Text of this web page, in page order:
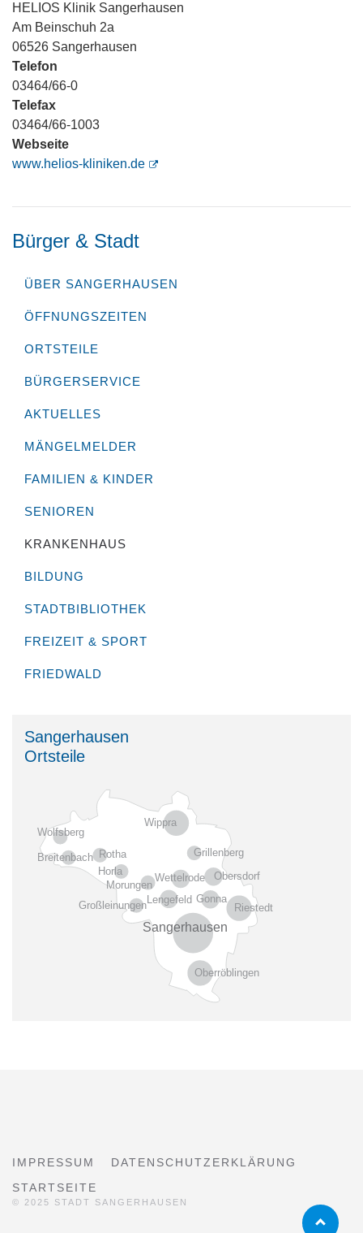
HELIOS Klinik Sangerhausen
Am Beinschuh 2a
06526 Sangerhausen
Telefon
03464/66-0
Telefax
03464/66-1003
Webseite
www.helios-kliniken.de
Bürger & Stadt
ÜBER SANGERHAUSEN
ÖFFNUNGSZEITEN
ORTSTEILE
BÜRGERSERVICE
AKTUELLES
MÄNGELMELDER
FAMILIEN & KINDER
SENIOREN
KRANKENHAUS
BILDUNG
STADTBIBLIOTHEK
FREIZEIT & SPORT
FRIEDWALD
Sangerhausen
Ortsteile
Riestedt
Gonna
Obersdorf
Grillenberg
Wippra
Wolfsberg
Rotha
Breitenbach
Horla
Morungen
Wettelrode
Lengefeld
Großleinungen
Sangerhausen
Oberröblingen
IMPRESSUM
DATENSCHUTZERKLÄRUNG
STARTSEITE
© 2025 STADT SANGERHAUSEN